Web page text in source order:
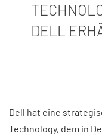
DELL
Dell hat eine
Technology, dem in